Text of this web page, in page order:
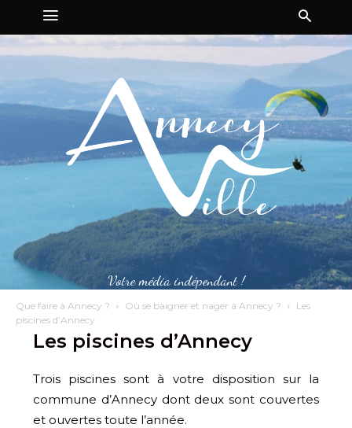
Votre média indépendant !
Que faire à Annecy ? Où se baigner et nager à Annecy ?
Les
piscines d’Annecy
Les piscines d’Annecy
Trois piscines sont à votre disposition sur la
commune d’Annecy dont deux sont couvertes
et ouvertes toute l’année.